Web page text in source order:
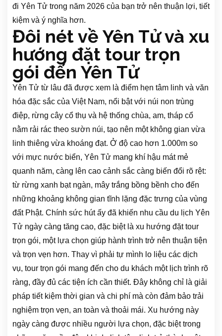
đi Yên Tử trong năm 2026 của bạn trở nên thuận lợi, tiết
kiệm và ý nghĩa hơn.
Đôi nét về Yên Tử và xu
hướng đặt tour trọn
gói đến Yên Tử
Yên Tử từ lâu đã được xem là điểm hẹn tâm linh và văn
hóa đặc sắc của Việt Nam, nổi bật với núi non trùng
điệp, rừng cây cổ thụ và hệ thống chùa, am, tháp cổ
nằm rải rác theo sườn núi, tạo nên một không gian vừa
linh thiêng vừa khoáng đạt. Ở độ cao hơn 1.000m so
với mực nước biển, Yên Tử mang khí hậu mát mẻ
quanh năm, càng lên cao cảnh sắc càng biến đổi rõ rệt:
từ rừng xanh bạt ngàn, mây trắng bồng bềnh cho đến
những khoảng không gian tĩnh lặng đặc trưng của vùng
đất Phật. Chính sức hút ấy đã khiến nhu cầu du lịch Yên
Tử ngày càng tăng cao, đặc biệt là xu hướng đặt tour
trọn gói, một lựa chọn giúp hành trình trở nên thuận tiện
và trọn vẹn hơn. Thay vì phải tự mình lo liệu các dịch
vụ, tour trọn gói mang đến cho du khách một lịch trình rõ
ràng, đầy đủ các tiện ích cần thiết. Đây không chỉ là giải
pháp tiết kiệm thời gian và chi phí mà còn đảm bảo trải
nghiệm trọn vẹn, an toàn và thoải mái. Xu hướng này
ngày càng được nhiều người lựa chọn, đặc biệt trong